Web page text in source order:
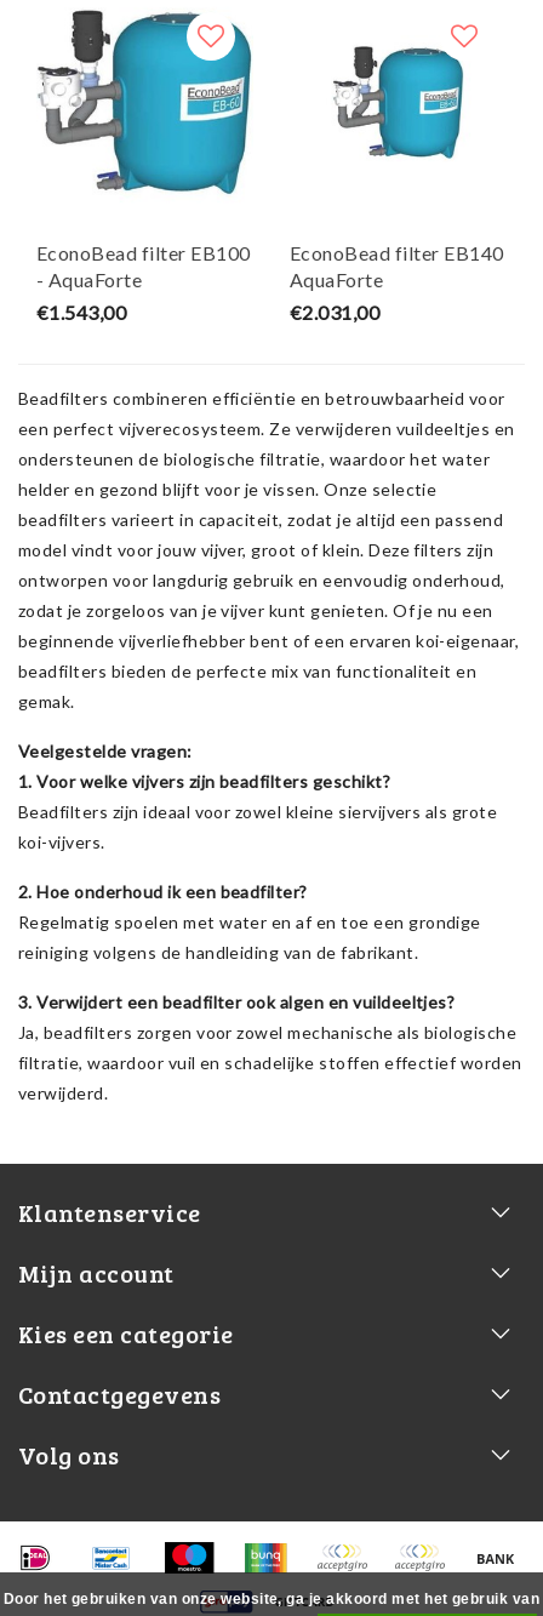
EconoBead filter EB100
- AquaForte
€1.543,00
EconoBead filter EB140
AquaForte
€2.031,00
Beadfilters combineren efficiëntie en betrouwbaarheid voor
een perfect vijverecosysteem. Ze verwijderen vuildeeltjes en
ondersteunen de biologische filtratie, waardoor het water
helder en gezond blijft voor je vissen. Onze selectie
beadfilters varieert in capaciteit, zodat je altijd een passend
model vindt voor jouw vijver, groot of klein. Deze filters zijn
ontworpen voor langdurig gebruik en eenvoudig onderhoud,
zodat je zorgeloos van je vijver kunt genieten. Of je nu een
beginnende vijverliefhebber bent of een ervaren koi-eigenaar,
beadfilters bieden de perfecte mix van functionaliteit en
gemak.
Veelgestelde vragen:
1. Voor welke vijvers zijn beadfilters geschikt?
Beadfilters zijn ideaal voor zowel kleine siervijvers als grote
koi-vijvers.
2. Hoe onderhoud ik een beadfilter?
Regelmatig spoelen met water en af en toe een grondige
reiniging volgens de handleiding van de fabrikant.
3. Verwijdert een beadfilter ook algen en vuildeeltjes?
Ja, beadfilters zorgen voor zowel mechanische als biologische
filtratie, waardoor vuil en schadelijke stoffen effectief worden
verwijderd.
Klantenservice
Mijn account
Kies een categorie
Contactgegevens
Volg ons
Door het gebruiken van onze website, ga je akkoord met het gebruik van